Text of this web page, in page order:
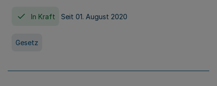
In Kraft Seit 01. August 2020
Gesetz